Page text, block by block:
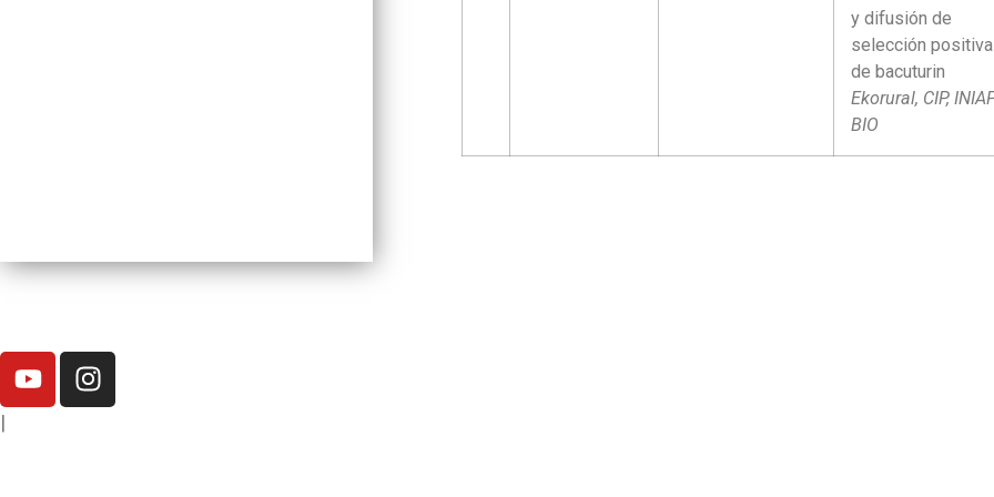
y difusión de
selección positiva
de bacuturin
Ekorural, CIP,
BIO
|